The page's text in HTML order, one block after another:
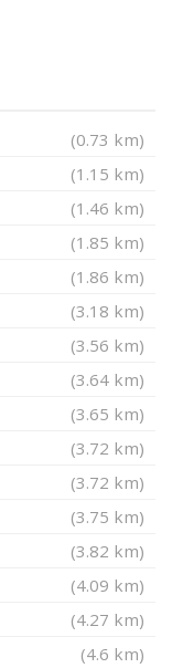
(0.73 km)
(1.15 km)
(1.46 km)
(1.85 km)
(1.86 km)
(3.18 km)
(3.56 km)
(3.64 km)
(3.65 km)
(3.72 km)
(3.72 km)
(3.75 km)
(3.82 km)
(4.09 km)
(4.27 km)
(4.6 km)